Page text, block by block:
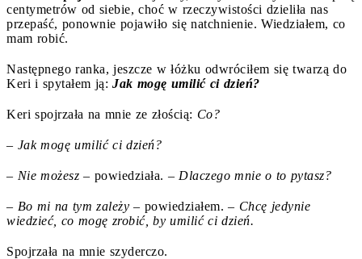
centymetrów od siebie, choć w rzeczywistości dzieliła nas
przepaść, ponownie pojawiło się natchnienie. Wiedziałem, co
mam robić.
Następnego ranka, jeszcze w łóżku odwróciłem się twarzą do
Keri i spytałem ją: Jak mogę umilić ci dzień?
Keri spojrzała na mnie ze złością: Co?
– Jak mogę umilić ci dzień?
– Nie możesz – powiedziała. – Dlaczego mnie o to pytasz?
– Bo mi na tym zależy – powiedziałem. – Chcę jedynie
wiedzieć, co mogę zrobić, by umilić ci dzień.
Spojrzała na mnie szyderczo.